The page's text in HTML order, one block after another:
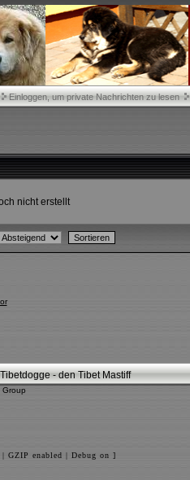
Einloggen, um private Nachrichten zu lesen
nicht erstellt
- den Tibet Mastiff
GZIP enabled | Debug on ]